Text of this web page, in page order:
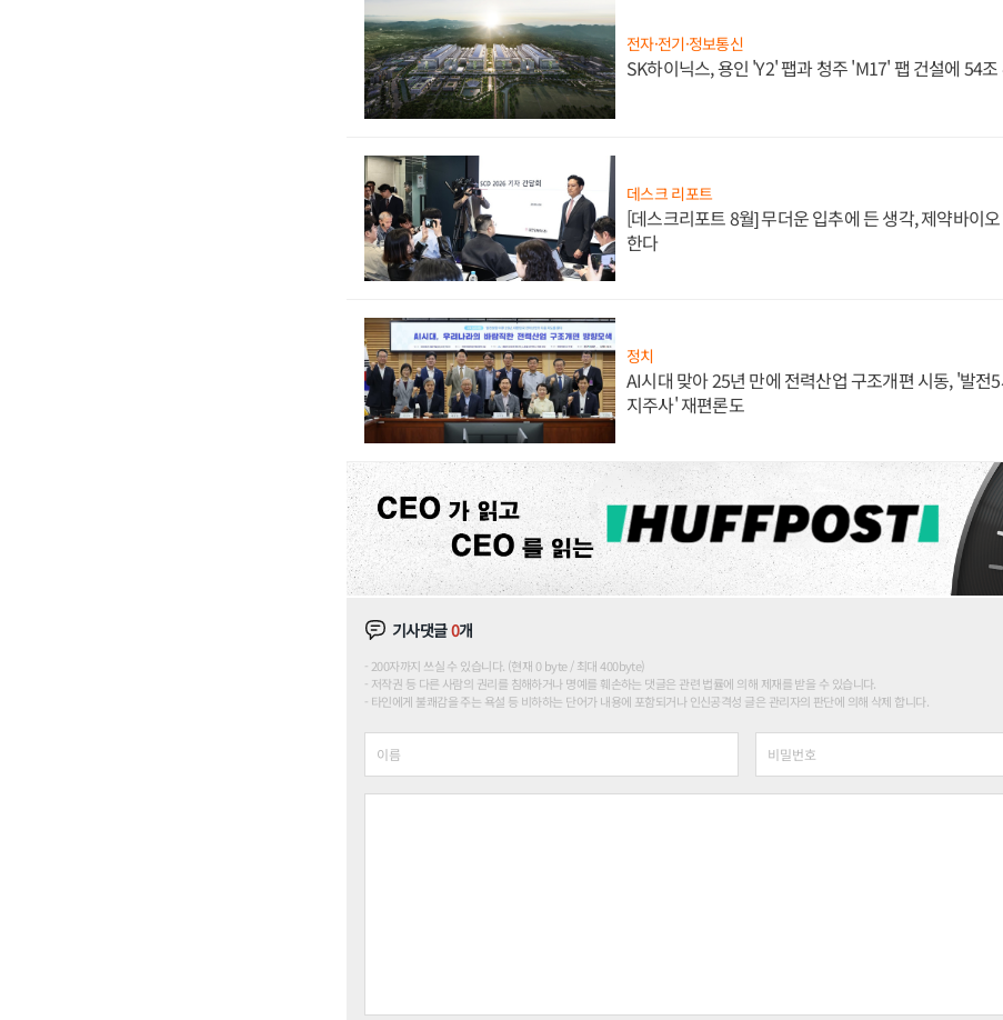
전자·전기·정보통신
SK하이닉스, 용인 'Y2' 팹과 청주 'M17' 팹 건설에 54조
데스크 리포트
[데스크리포트 8월] 무더운 입추에 든 생각, 제약바이
한다
정치
AI시대 맞아 25년 만에 전력산업 구조개편 시동, '발전
지주사' 재편론도
기사댓글0개
200자까지 쓰실 수 있습니다. (현재 0 byte / 최대 400byte)
저작권 등 다른 사람의 권리를 침해하거나 명예를 훼손하는 댓글은 관련 법률에 의해 제재를 받을 수 있습니다.
타인에게 불쾌감을 주는 욕설 등 비하하는 단어가 내용에 포함되거나 인신공격성 글은 관리자의 판단에 의해 삭제 합니다.